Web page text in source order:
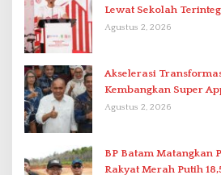
Lewat Sekolah
Agustus 2, 2026
Akselerasi
Kembangkan Super
Terpadu
Agustus 2, 2026
BP Batam Matangkan
Rakyat Merah Putih